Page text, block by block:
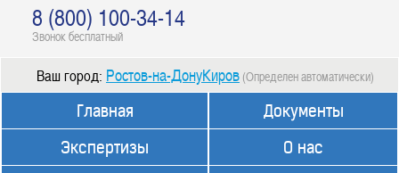
8 (800) 100-34-14
Звонок бесплатный
Ваш город: Ростов-на-ДонуКиров (Определен автоматически)
Главная
Экспертизы
Документы
О нас